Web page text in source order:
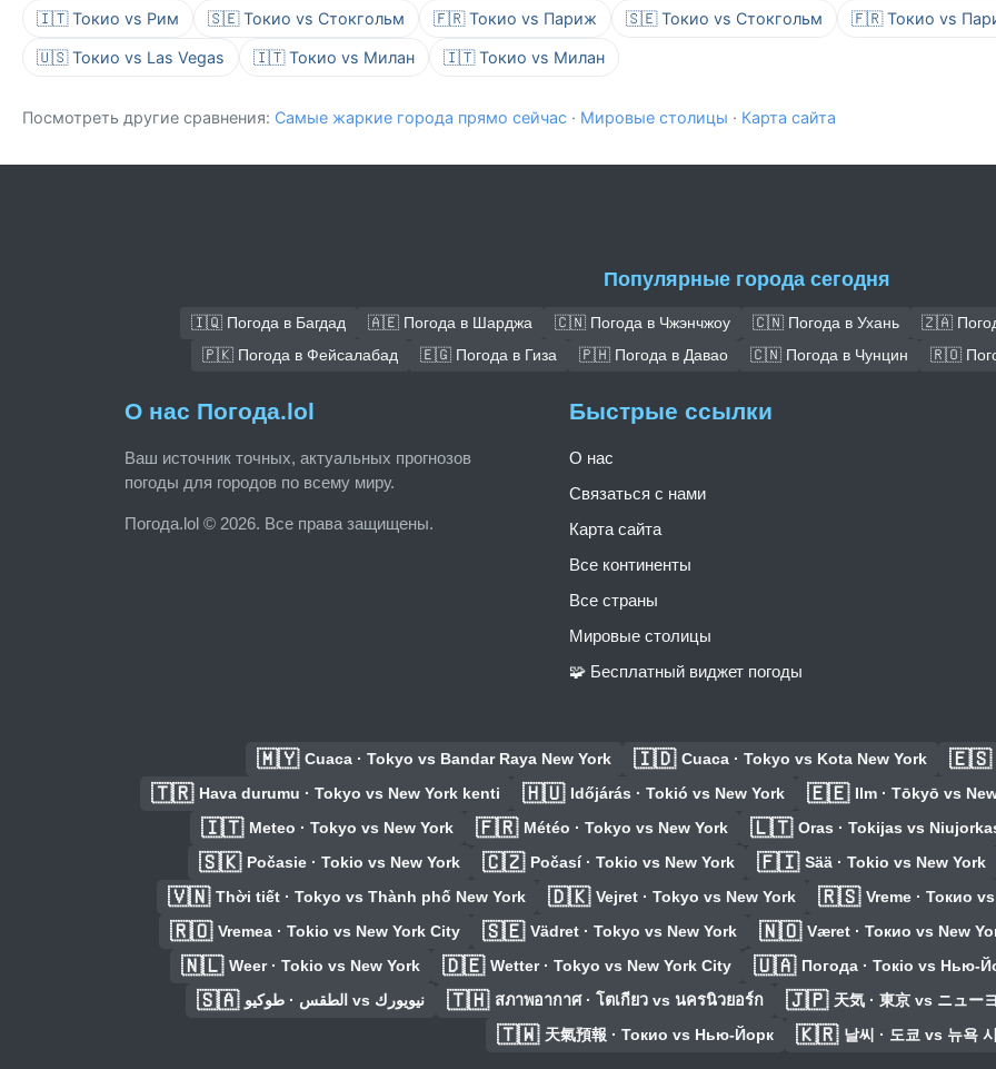
🇮🇹 Токио vs Рим 🇸🇪 Токио vs Стокгольм 🇫🇷 Токио vs Париж 🇸🇪 Токио vs Стокгольм 🇫🇷 Токио vs
🇺🇸 Токио vs Las Vegas 🇮🇹 Токио vs Милан 🇮🇹 Токио vs Милан
Посмотреть другие сравнения: Самые жаркие города прямо сейчас · Мировые столицы · Карта сайта
Популярные города сегодня
🇮🇶 Погода в Багдад 🇦🇪 Погода в Шарджа 🇨🇳 Погода в Чжэнчжоу 🇨🇳 Погода в Ухань
🇿🇦
🇵🇰 Погода в Фейсалабад
🇪🇬 Погода в Гиза 🇵🇭 Погода в Давао 🇨🇳 Погода в Чунцин 🇷🇴
О нас Погода.lol
Ваш источник точных, актуальных прогнозов
погоды для городов по всему миру.
Погода.lol © 2026. Все права защищены.
Быстрые ссылки
О нас
Связаться с нами
Карта сайта
Все континенты
Все страны
Мировые столицы
🧩 Бесплатный виджет погоды
🇲🇾 Cuaca · Tokyo vs Bandar Raya New York 🇮🇩 Cuaca · Tokyo vs Kota New York
🇪🇸
🇹🇷 Hava durumu · Tokyo vs New York kenti 🇭🇺 Időjárás · Tokió vs New York 🇪🇪 Ilm · Tōkyō vs
🇮🇹 Meteo · Tokyo vs New York 🇫🇷 Météo · Tokyo vs New York 🇱🇹 Oras · Tokijas vs
🇸🇰 Počasie · Tokio vs New York 🇨🇿 Počasí · Tokio vs New York 🇫🇮 Sää · Tokio vs New York
🇻🇳 Thời tiết · Tokyo vs Thành phố New York 🇩🇰 Vejret · Tokyo vs New York 🇷🇸 Vreme · Токио
🇷🇴 Vremea · Tokio vs New York City 🇸🇪 Vädret · Tokyo vs New York 🇳🇴 Været · Токио vs New
🇳🇱 Weer · Tokio vs New York 🇩🇪 Wetter · Tokyo vs New York City 🇺🇦 Погода · Токіо vs Нью-
🇸🇦 الطقس · طوكيو vs نيويورك 🇹🇭 สภาพอากาศ · โตเกียว vs นครนิวยอร์ก 🇯🇵 天気 · 東京 vs ニュー
🇹🇼 天氣預報 · Токио vs Нью-Йорк 🇰🇷 날씨 · 도쿄 vs 뉴욕